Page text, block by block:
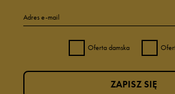
Adres e-mail
Oferta damska
ZAPISZ SIĘ